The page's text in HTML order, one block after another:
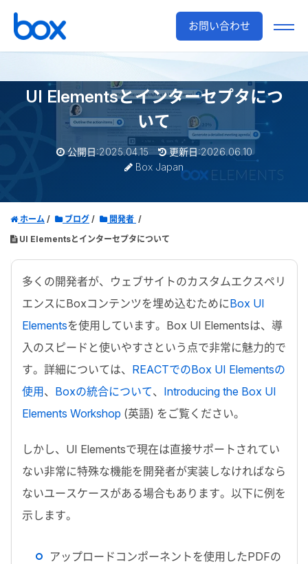
お問い合わせ
UI Elementsとインターセプタにつ
いて
公開日:2025.04.15
更新日:2026.06.10
Box Japan
ホーム ブログ
開発者
UI Elementsとインターセプタについて
多くの開発者が、ウェブサイトのカスタムエクスペリ
エンスにBoxコンテンツを埋め込むためにBox UI
Elementsを使用しています。 Box UI Elementsは、導
入のスピードと使いやすさという点で非常に魅力的で
す。詳細については、 REACTでのBox UI Elementsの
使用、 Boxの統合について、 Introducing the Box UI
Elements Workshop (英語) をご覧ください。
しかし、 UI Elementsで現在は直接サポートされてい
ない非常に特殊な機能を開発者が実装しなければなら
ないユースケースがある場合もあります。以下に例を
示します。
アップロードコンポーネントを使用したPDFの